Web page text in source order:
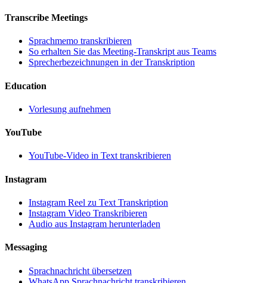
Transcribe Meetings
Sprachmemo transkribieren
So erhalten Sie das Meeting-Transkript aus Teams
Sprecherbezeichnungen in der Transkription
Education
Vorlesung aufnehmen
YouTube
YouTube-Video in Text transkribieren
Instagram
Instagram Reel zu Text Transkription
Instagram Video Transkribieren
Audio aus Instagram herunterladen
Messaging
Sprachnachricht übersetzen